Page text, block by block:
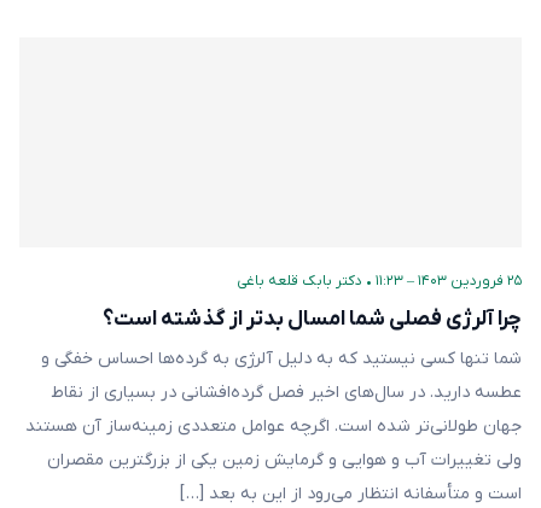
۲۵ فروردین ۱۴۰۳ – ۱۱:۲۳ • دکتر بابک قلعه‌ باغی
چرا آلرژی فصلی شما امسال بدتر از گذشته است؟
شما تنها کسی نیستید که به دلیل آلرژی به گرده‌ها احساس خفگی و
عطسه دارید. در سال‌های اخیر فصل گرده‌افشانی در بسیاری از نقاط
جهان طولانی‌تر شده است. اگر‌چه عوامل متعددی زمینه‌ساز آن هستند
ولی تغییرات آب و هوایی و گرمایش زمین یکی از بزرگترین مقصران
است و متأسفانه انتظار می‌رود از این به بعد […]